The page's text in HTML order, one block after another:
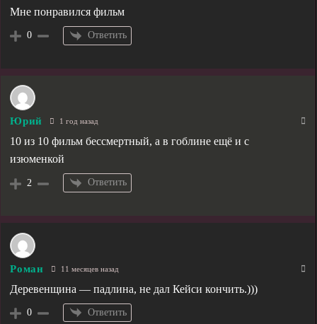
Мне понравился фильм
0 Ответить
Юрий 1 год назад
10 из 10 фильм бессмертный, а в гоблине ещё и с
изюменкой
2 Ответить
Роман 11 месяцев назад
Деревенщина — падлина, не дал Кейси кончить.)))
0 Ответить